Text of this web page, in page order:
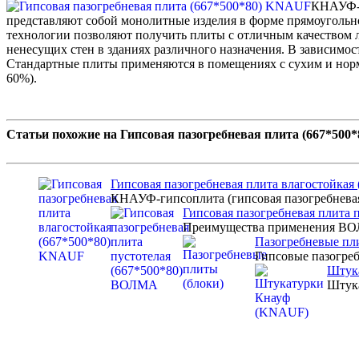
КНАУФ-
представляют собой монолитные изделия в форме
технологии позволяют получить плиты с отличным
ненесущих стен в зданиях различного назначения. В
Стандартные плиты применяются в помещениях с сухим и
60%).
Статьи похожие на Гипсовая пазогребневая плита
Гипсовая пазогребневая плита
КНАУФ-гипсоплита (гипсовая
Гипсовая пазогребневая
Преимущества применения
Пазогребневые
Гипсовые